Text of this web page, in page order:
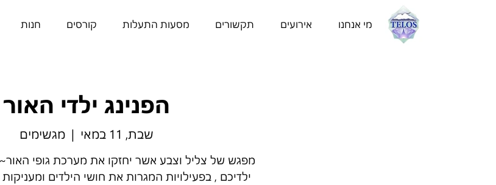
מי אנחנו אירועים תקשורים מסעות התעלות קורסים חנות
הפנינג ילדי האור
שבת, 11 במאי
  |
מגשימים
מפגש של צליל וצבע אשר יחזקו את מערכת גופי
ילדיכם , בפעילויות המגרות את חושי הילדים